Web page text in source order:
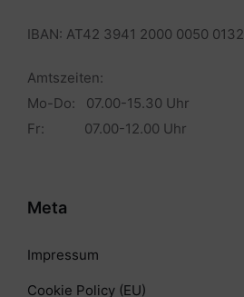
IBAN: AT42 3941 2000 0050 0132
Amtszeiten:
Mo-Do: 07.00-15.30 Uhr
Fr: 07.00-12.00 Uhr
Meta
Impressum
Cookie Policy (EU)